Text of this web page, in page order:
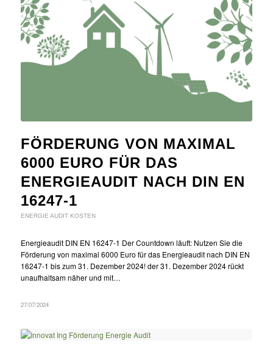
FÖRDERUNG VON MAXIMAL
6000 EURO FÜR DAS
ENERGIEAUDIT NACH DIN EN
16247-1
ENERGIE AUDIT KOSTEN
Energieaudit DIN EN 16247-1 Der Countdown läuft: Nutzen Sie die
Förderung von maximal 6000 Euro für das Energieaudit nach DIN EN
16247-1 bis zum 31. Dezember 2024! der 31. Dezember 2024 rückt
unaufhaltsam näher und mit…
27/07/2024